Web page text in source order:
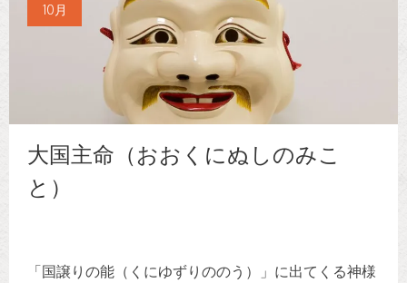
大国主命（おおくにぬしのみこ
と）
10月
「国譲りの能（くにゆずりののう）」に出てくる神様